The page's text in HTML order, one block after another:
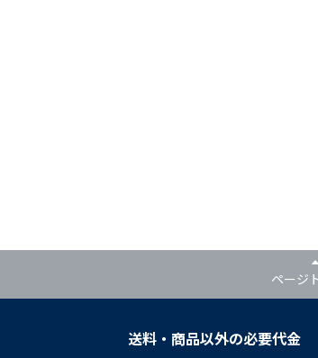
ページ
送料・商品以外の必要代金